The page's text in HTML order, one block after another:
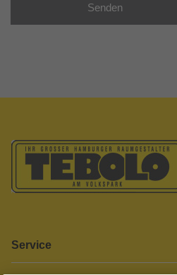
Senden
Service